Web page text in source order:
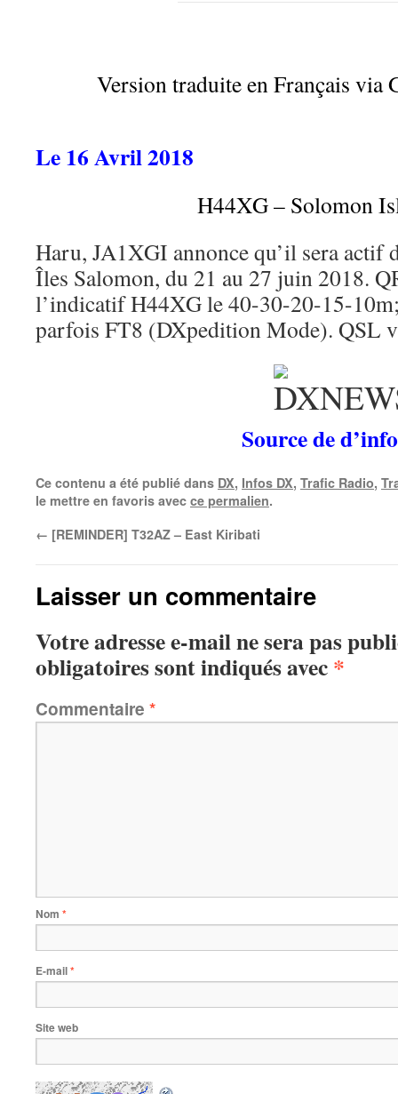
Version traduite en Français via
Le 16 Avril 2018
H44XG – Solomon
Haru, JA1XGI annonce qu’il sera actif
Îles Salomon, du 21 au 27 juin 2018.
l’indicatif H44XG le 40-30-20-15-
parfois FT8 (DXpedition Mode). QSL
Source de d’info
Ce contenu a été publié dans DX, Infos DX, Trafic Radio,
le mettre en favoris avec ce permalien.
← [REMINDER] T32AZ – East Kiribati
Laisser un commentaire
Votre adresse e-mail ne sera pas
obligatoires sont indiqués avec*
Commentaire *
Nom *
E-mail*
Site web